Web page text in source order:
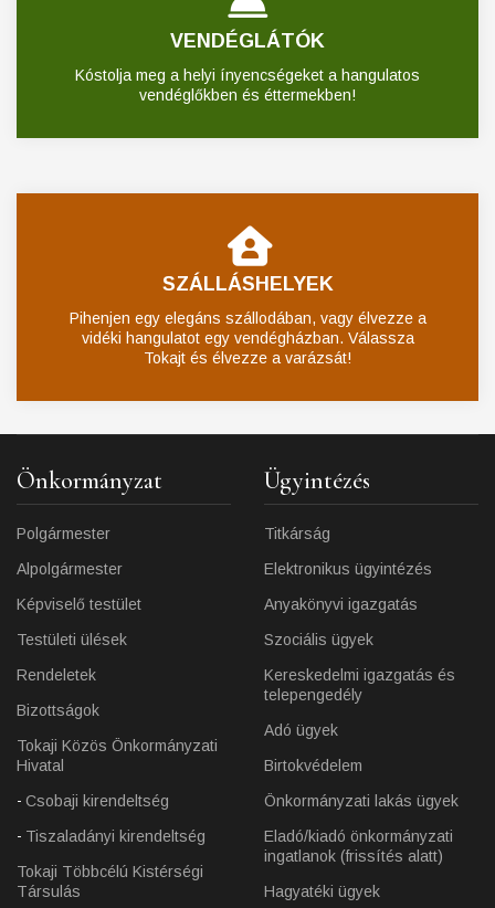
VENDÉGLÁTÓK
Kóstolja meg a helyi ínyencségeket a hangulatos
vendéglőkben és éttermekben!
SZÁLLÁSHELYEK
Pihenjen egy elegáns szállodában, vagy élvezze a
vidéki hangulatot egy vendégházban. Válassza
Tokajt és élvezze a varázsát!
Önkormányzat
Polgármester
Alpolgármester
Képviselő testület
Testületi ülések
Rendeletek
Bizottságok
Tokaji Közös Önkormányzati
Hivatal
Csobaji kirendeltség
Tiszaladányi kirendeltség
Tokaji Többcélú Kistérségi
Társulás
Ügyintézés
Titkárság
Elektronikus ügyintézés
Anyakönyvi igazgatás
Szociális ügyek
Kereskedelmi igazgatás és
telepengedély
Adó ügyek
Birtokvédelem
Önkormányzati lakás ügyek
Eladó/kiadó önkormányzati
ingatlanok (frissítés alatt)
Hagyatéki ügyek